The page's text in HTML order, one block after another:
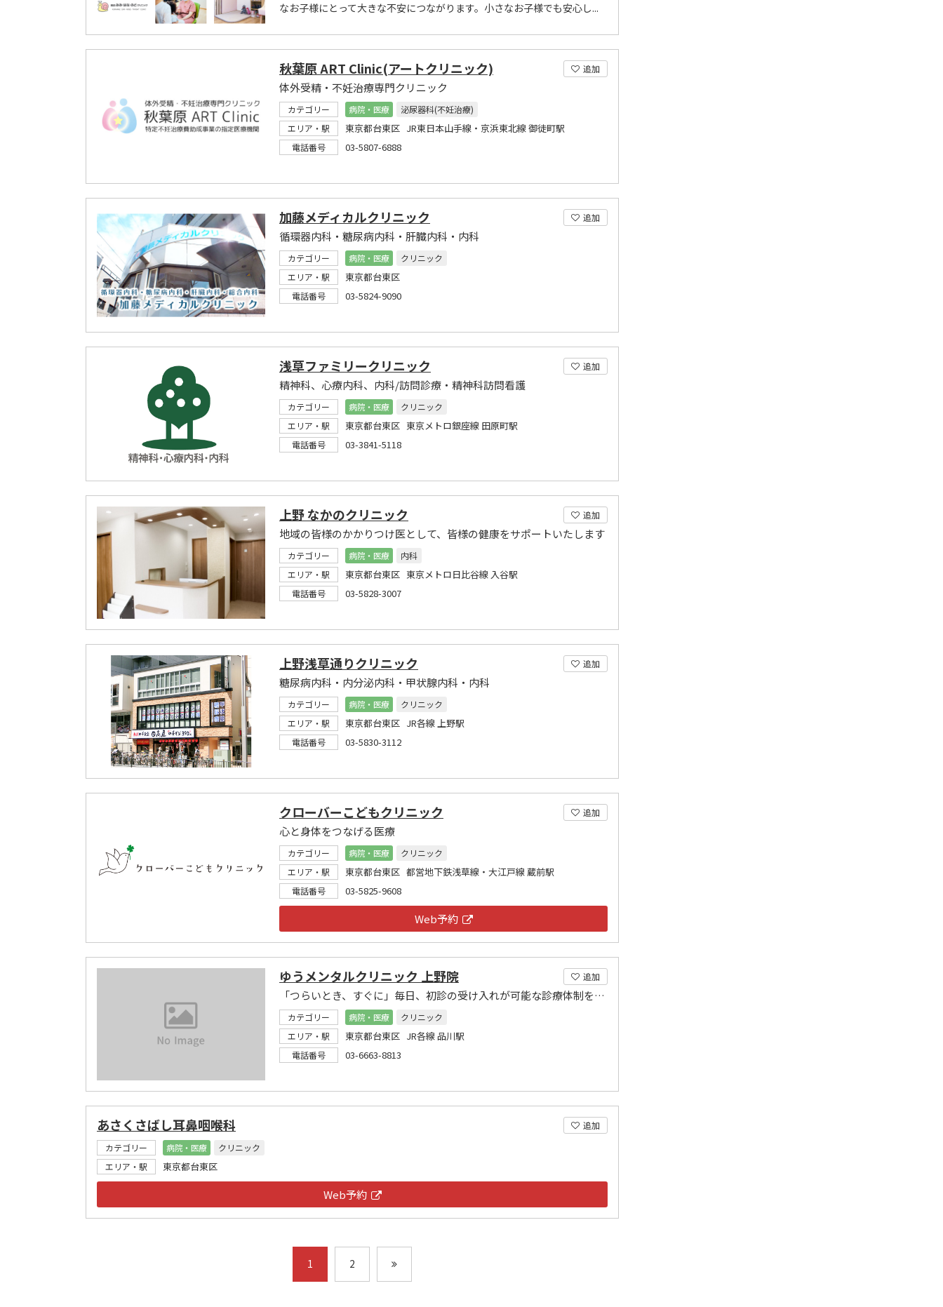
なお子様にとって大きな不安につながります。小さなお子様でも安心し...
追加
秋葉原 ART Clinic(アートクリニック)
体外受精・不妊治療専門クリニック
カテゴリー 病院・医療
泌尿器科(不妊治療)
エリア・駅
東京都台東区 JR東日本山手線・京浜東北線 御徒町駅
電話番号 03-5807-6888
追加
加藤メディカルクリニック
循環器内科・糖尿病内科・肝臓内科・内科
カテゴリー 病院・医療
クリニック
エリア・駅
東京都台東区
電話番号 03-5824-9090
追加
浅草ファミリークリニック
精神科、心療内科、内科/訪問診療・精神科訪問看護
カテゴリー 病院・医療
クリニック
エリア・駅
東京都台東区 東京メトロ銀座線 田原町駅
電話番号 03-3841-5118
追加
上野 なかのクリニック
地域の皆様のかかりつけ医として、皆様の健康をサポートいたします
カテゴリー 病院・医療
内科
エリア・駅
東京都台東区 東京メトロ日比谷線 入谷駅
電話番号 03-5828-3007
追加
上野浅草通りクリニック
糖尿病内科・内分泌内科・甲状腺内科・内科
カテゴリー 病院・医療
クリニック
エリア・駅
東京都台東区 JR各線 上野駅
電話番号 03-5830-3112
追加
クローバーこどもクリニック
心と身体をつなげる医療
カテゴリー 病院・医療
クリニック
エリア・駅
東京都台東区 都営地下鉄浅草線・大江戸線 蔵前駅
電話番号 03-5825-9608
Web予約
追加
ゆうメンタルクリニック 上野院
「つらいとき、すぐに」毎日、初診の受け入れが可能な診療体制を整えております。
カテゴリー 病院・医療
クリニック
エリア・駅
東京都台東区 JR各線 品川駅
電話番号 03-6663-8813
追加
あさくさばし耳鼻咽喉科
カテゴリー 病院・医療
クリニック
エリア・駅
東京都台東区
Web予約
1 2